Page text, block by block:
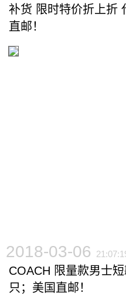
补货 限时特价折上折
直邮！
2018-03-06
COACH 限量款男士
只；美国直邮！